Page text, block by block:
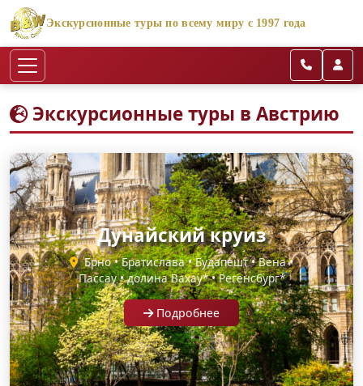
Экскурсионные туры по всему миру с 1997 года
Экскурсионные туры в Австрию
Дунайский круиз
Брно • Братислава • Будапешт • Вена •
Пассау • долина Вахау* • Регенсбург*
Подробнее